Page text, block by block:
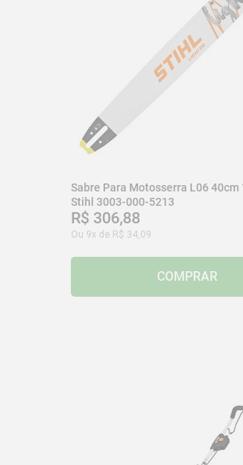
Sabre Para Motosserra L06 40cm
Stihl 3003-000-5213
R$ 306,88
Ou 9x de R$ 34,09
COMPRAR